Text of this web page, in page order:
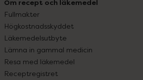
Om recept och läkemedel
Fullmakter
Högkostnadsskyddet
Läkemedelsutbyte
Lämna in gammal medicin
Resa med läkemedel
Receptregistret